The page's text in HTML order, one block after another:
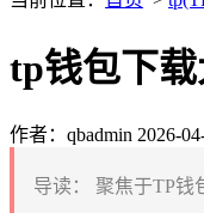
tp钱包下
作者：qbadmin 2026-
导读：
聚焦于TP钱